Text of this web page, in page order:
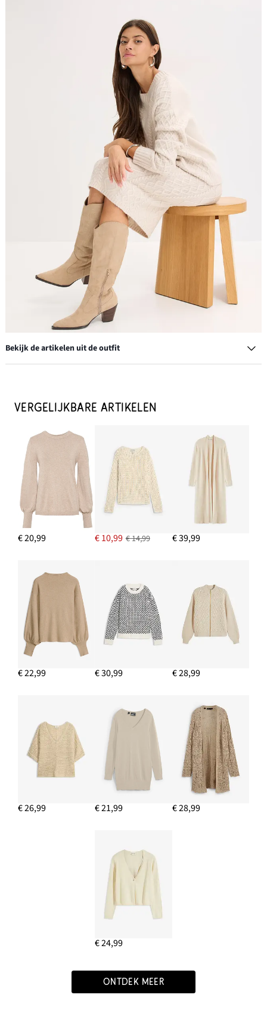
Bekijk de artikelen uit de outfit
€ 14,99
Cowboylaarzen
€ 49,99
IN WINKELMANDJE
VERGELIJKBARE ARTIKELEN
€ 20,99 € 10,99 € 14,99 € 39,99
€ 22,99 € 30,99 € 28,99
€ 26,99 € 21,99 € 28,99
€ 24,99
ONTDEK MEER